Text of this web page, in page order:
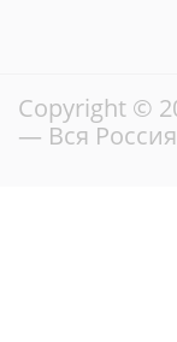
Copyright ©
— Вся